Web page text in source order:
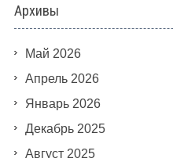
Архивы
Май 2026
Апрель 2026
Январь 2026
Декабрь 2025
Август 2025